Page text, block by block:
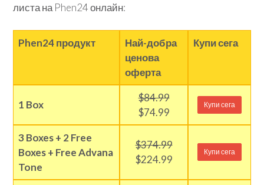
листа на Phen24 онлайн:
Phen24 продукт
Най-добра
ценова
оферта
Купи сега
1 Box
$84.99
$74.99
Купи сега
3 Boxes + 2 Free
Boxes + Free Advana
Tone
$374.99
$224.99
Купи сега